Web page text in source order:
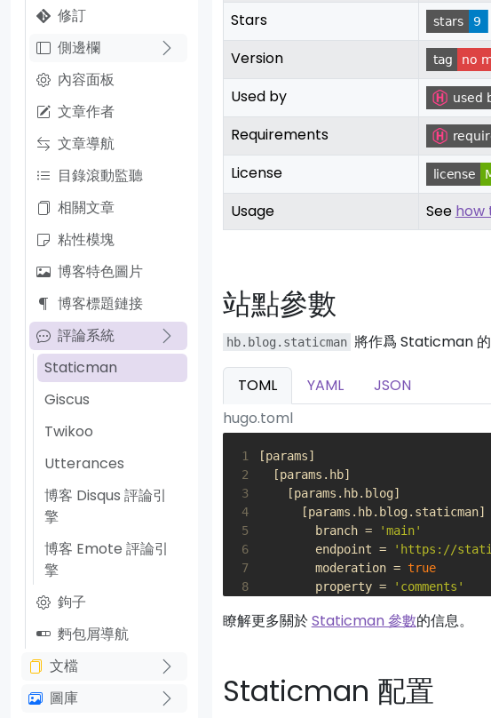
修訂
側邊欄
內容面板
文章作者
文章導航
目錄滾動監聽
相關文章
粘性模塊
博客特色圖片
博客標題鏈接
評論系統
Staticman
Giscus
Twikoo
Utterances
博客 Disqus 評論引
擎
博客 Emote 評論引
擎
鉤子
麪包屑導航
文檔
圖庫
Stars
Version
Used by
Requirements
License
Usage
See how
站點參數
hb.blog.staticman 將作爲 Staticman 的
TOML YAML
JSON
hugo.toml
1 [params]
2
[params . hb]
3
[params . hb. blog]
4
[params . hb. blog. staticman]
5
branch =
'main'
6
endpoint =
'https://
7
moderation = true
8
property =
'comments'
10
service = 'github'
瞭解更多關於Staticman 參數的信息。
Staticman 配置